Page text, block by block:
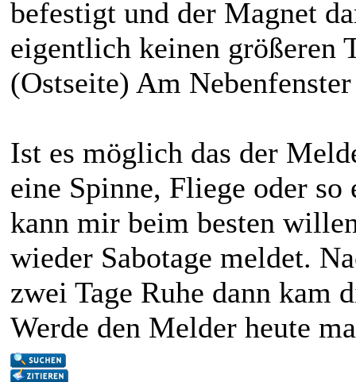
befestigt und der Magnet
eigentlich keinen größeren
(Ostseite) Am
Ist es möglich das der
eine Spinne, Fliege oder
kann mir beim besten
wieder Sabotage meldet.
zwei Tage Ruhe dann kam
Werde den Melder heute